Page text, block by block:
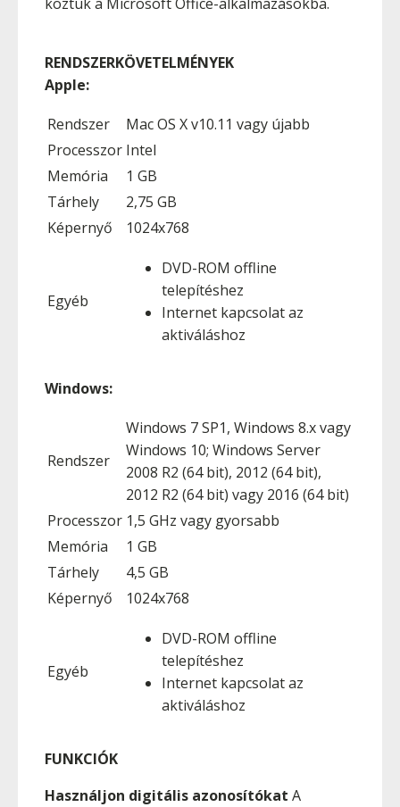
RENDSZERKÖVETELMÉNYEK
Apple:
Rendszer
Mac OS X v10.11 vagy újabb
Processzor Intel
Memória
1 GB
Tárhely
2,75 GB
Képernyő
1024x768
Egyéb
DVD-ROM offline
telepítéshez
Internet kapcsolat az
aktiváláshoz
Windows:
Rendszer
Windows 7 SP1, Windows 8.x vagy
Windows 10; Windows Server
2008 R2 (64 bit), 2012 (64 bit),
2012 R2 (64 bit) vagy 2016 (64 bit)
Processzor 1,5 GHz vagy gyorsabb
Memória
1 GB
Tárhely
4,5 GB
Képernyő
1024x768
Egyéb
DVD-ROM offline
telepítéshez
Internet kapcsolat az
aktiváláshoz
FUNKCIÓK
Használjon digitális azonosítókat A